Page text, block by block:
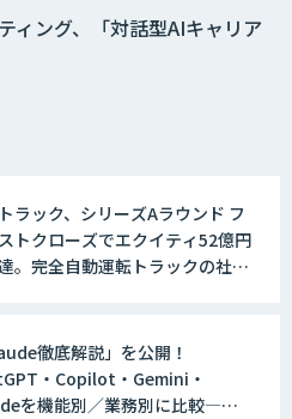
ソリューション kizkia
を参照して回答するAIヘルプデ
ィング、「対話型AIキャリア
ラック、シリーズAラウンド フ
トクローズでエクイティ52億円
。完全自動運転トラックの社会
徹底解説」を公開！
・Copilot・Gemini・
を機能別／業務別に比較―自